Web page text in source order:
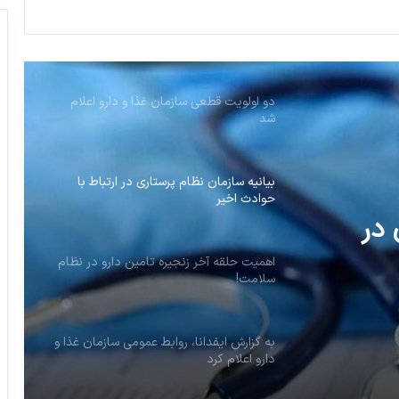
در
پابرجاست
دو اولویت قطعی سازمان غذا و دارو اعلام
شد
بیانیه سازمان نظام پرستاری در ارتباط با
حوادث اخیر
اهمیت حلقه آخر زنجیره تامین دارو در نظام
سلامت!
به گزارش ایفدانا، روابط عمومی سازمان غذا و
دارو اعلام کرد